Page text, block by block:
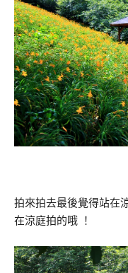
拍來拍去最後覺得站在
在涼庭拍的哦 ！